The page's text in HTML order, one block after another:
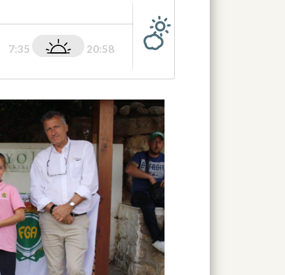
7:35 20:58